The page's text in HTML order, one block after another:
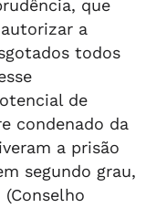
que
a
todos
de
condenado da
a prisão
segundo grau,